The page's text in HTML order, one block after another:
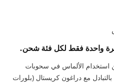
واحدة فقط لكل فئة شحن.
استخدام الألماس في سحوبات
مع دراغون كريستال (بلورات